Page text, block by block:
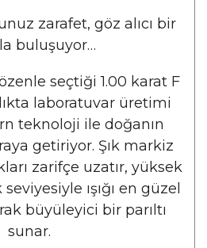
zarafet, göz alıcı bir
buluşuyor…
seçtiği 1.00 karat F
laboratuvar üretimi
teknoloji ile doğanın
getiriyor. Şık markiz
zarifçe uzatır, yüksek
ışığı en güzel
büyüleyici bir parıltı
sunar.